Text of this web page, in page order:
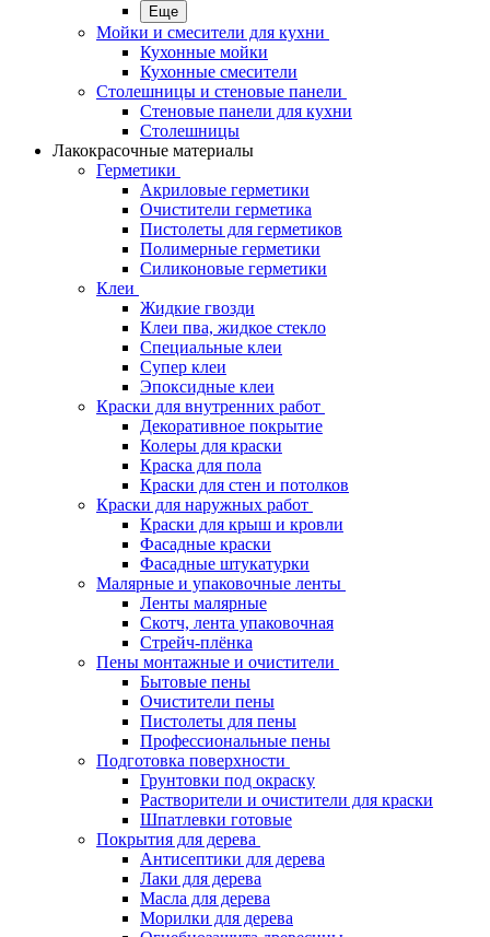
Еще
Мойки и смесители для кухни
Кухонные мойки
Кухонные смесители
Столешницы и стеновые панели
Стеновые панели для кухни
Столешницы
Лакокрасочные материалы
Герметики
Акриловые герметики
Очистители герметика
Пистолеты для герметиков
Полимерные герметики
Силиконовые герметики
Клеи
Жидкие гвозди
Клеи пва, жидкое стекло
Специальные клеи
Супер клеи
Эпоксидные клеи
Краски для внутренних работ
Декоративное покрытие
Колеры для краски
Краска для пола
Краски для стен и потолков
Краски для наружных работ
Краски для крыш и кровли
Фасадные краски
Фасадные штукатурки
Малярные и упаковочные ленты
Ленты малярные
Скотч, лента упаковочная
Стрейч-плёнка
Пены монтажные и очистители
Бытовые пены
Очистители пены
Пистолеты для пены
Профессиональные пены
Подготовка поверхности
Грунтовки под окраску
Растворители и очистители для краски
Шпатлевки готовые
Покрытия для дерева
Антисептики для дерева
Лаки для дерева
Масла для дерева
Морилки для дерева